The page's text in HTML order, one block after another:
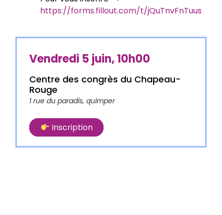
https://forms.fillout.com/t/jQuTnvFnTuus
Vendredi 5 juin, 10h00
Centre des congrès du Chapeau-
Rouge
1 rue du paradis, quimper
Inscription